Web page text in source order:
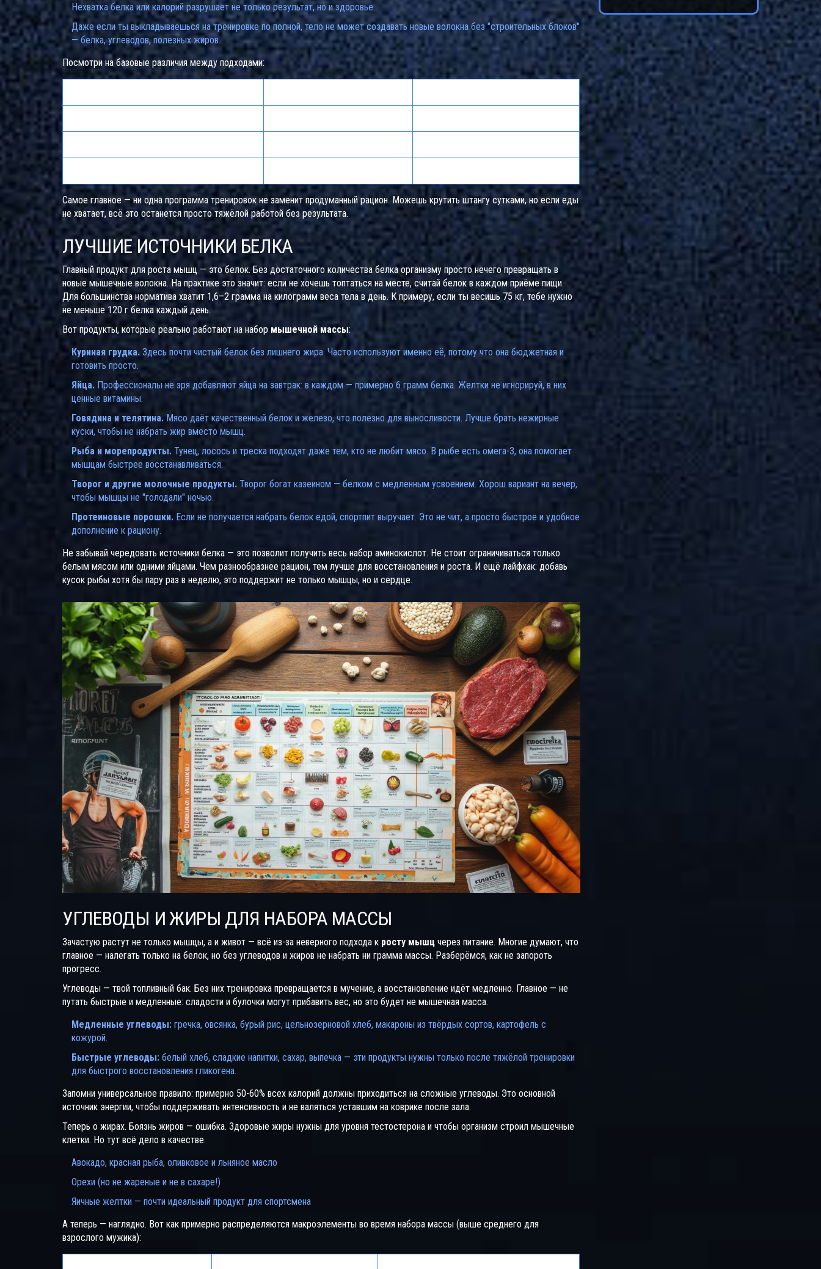
Нехватка белка или калорий разрушает не только результат, но и здоровье.
Даже если ты выкладываешься на тренировке по полной, тело не может создавать новые волокна без "строительных блоков"
— белка, углеводов, полезных жиров.
Посмотри на базовые различия между подходами:
Самое главное — ни одна программа тренировок не заменит продуманный рацион. Можешь крутить штангу сутками, но если еды
не хватает, всё это останется просто тяжёлой работой без результата.
ЛУЧШИЕ ИСТОЧНИКИ БЕЛКА
Главный продукт для роста мышц — это белок. Без достаточного количества белка организму просто нечего превращать в
новые мышечные волокна. На практике это значит: если не хочешь топтаться на месте, считай белок в каждом приёме пищи.
Для большинства норматива хватит 1,6–2 грамма на килограмм веса тела в день. К примеру, если ты весишь 75 кг, тебе нужно
не меньше 120 г белка каждый день.
Вот продукты, которые реально работают на набор мышечной массы:
Куриная грудка. Здесь почти чистый белок без лишнего жира. Часто используют именно её, потому что она бюджетная и
готовить просто.
Яйца. Профессионалы не зря добавляют яйца на завтрак: в каждом — примерно 6 грамм белка. Желтки не игнорируй, в них
ценные витамины.
Говядина и телятина. Мясо даёт качественный белок и железо, что полезно для выносливости. Лучше брать нежирные
куски, чтобы не набрать жир вместо мышц.
Рыба и морепродукты. Тунец, лосось и треска подходят даже тем, кто не любит мясо. В рыбе есть омега-3, она помогает
мышцам быстрее восстанавливаться.
Творог и другие молочные продукты. Творог богат казеином — белком с медленным усвоением. Хорош вариант на вечер,
чтобы мышцы не "голодали" ночью.
Протеиновые порошки. Если не получается набрать белок едой, спортпит выручает. Это не чит, а просто быстрое и удобное
дополнение к рациону.
Не забывай чередовать источники белка — это позволит получить весь набор аминокислот. Не стоит ограничиваться только
белым мясом или одними яйцами. Чем разнообразнее рацион, тем лучше для восстановления и роста. И ещё лайфхак: добавь
кусок рыбы хотя бы пару раз в неделю, это поддержит не только мышцы, но и сердце.
УГЛЕВОДЫ И ЖИРЫ ДЛЯ НАБОРА МАССЫ
Зачастую растут не только мышцы, а и живот — всё из-за неверного подхода к росту мышц через питание. Многие думают, что
главное — налегать только на белок, но без углеводов и жиров не набрать ни грамма массы. Разберёмся, как не запороть
прогресс.
Углеводы — твой топливный бак. Без них тренировка превращается в мучение, а восстановление идёт медленно. Главное — не
путать быстрые и медленные: сладости и булочки могут прибавить вес, но это будет не мышечная масса.
Медленные углеводы: гречка, овсянка, бурый рис, цельнозерновой хлеб, макароны из твёрдых сортов, картофель с
кожурой.
Быстрые углеводы: белый хлеб, сладкие напитки, сахар, выпечка — эти продукты нужны только после тяжёлой тренировки
для быстрого восстановления гликогена.
Запомни универсальное правило: примерно 50-60% всех калорий должны приходиться на сложные углеводы. Это основной
источник энергии, чтобы поддерживать интенсивность и не валяться уставшим на коврике после зала.
Теперь о жирах. Боязнь жиров — ошибка. Здоровые жиры нужны для уровня тестостерона и чтобы организм строил мышечные
клетки. Но тут всё дело в качестве.
Авокадо, красная рыба, оливковое и льняное масло
Орехи (но не жареные и не в сахаре!)
Яичные желтки — почти идеальный продукт для спортсмена
А теперь — наглядно. Вот как примерно распределяются макроэлементы во время набора массы (выше среднего для
взрослого мужика):